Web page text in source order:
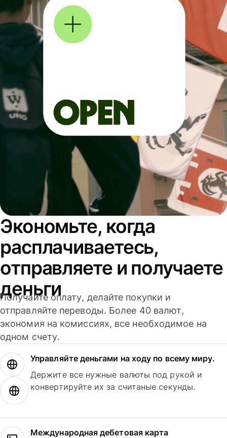
Экономьте, когда
расплачиваетесь,
отправляете и получаете
деньги
Получайте оплату, делайте покупки и
отправляйте переводы. Более 40 валют,
экономия на комиссиях, все необходимое на
одном счету.
Управляйте деньгами на ходу по всему миру.
Держите все нужные валюты под рукой и
конвертируйте их за считаные секунды.
Международная дебетовая карта